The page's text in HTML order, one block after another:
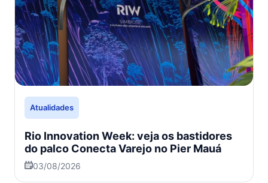
Atualidades
Rio Innovation Week: veja os bastidores
do palco Conecta Varejo no Pier Mauá
03/08/2026